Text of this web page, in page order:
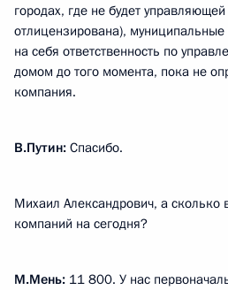
городах, где не будет
отлицензирована), муниципальные
на себя ответственность по
домом до того момента, пока не
компания.
В.Путин: Спасибо.
Михаил Александрович, а сколько
компаний на сегодня?
М.Мень: 11 800. У нас